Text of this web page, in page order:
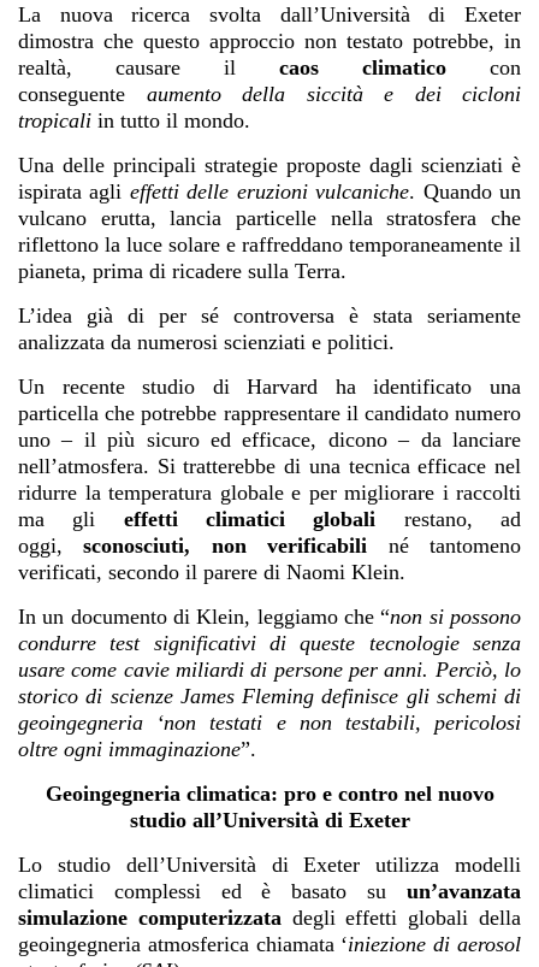
La nuova ricerca svolta dall’Università di Exeter
dimostra che questo approccio non testato potrebbe, in
realtà, causare il caos climatico con
conseguente aumento della siccità e dei cicloni
tropicali in tutto il mondo.
Una delle principali strategie proposte dagli scienziati è
ispirata agli effetti delle eruzioni vulcaniche. Quando un
vulcano erutta, lancia particelle nellastratosfera che
riflettono la luce solare e raffreddano temporaneamente il
pianeta, prima di ricadere sulla Terra.
L’idea già di per sé controversa è stata seriamente
analizzata da numerosi scienziati e politici.
Un recente studio di Harvard ha identificato una
particella che potrebbe rappresentare il candidato numero
uno – il più sicuro ed efficace, dicono – da lanciare
nell’atmosfera. Si tratterebbe di una tecnica efficace nel
ridurre la temperatura globale e per migliorare i raccolti
ma gli effetti climatici globali restano, ad
oggi,sconosciuti, non verificabili né tantomeno
verificati, secondo il parere di Naomi Klein.
In un documento di Klein, leggiamo che “non si possono
condurre test significativi di queste tecnologie senza
usare come cavie miliardi di persone per anni. Perciò, lo
storico di scienze James Fleming definisce gli schemi di
geoingegneria ‘non testati e non testabili, pericolosi
oltre ogni immaginazione”.
Geoingegneria climatica: pro e contro nel nuovo
studio all’Università di Exeter
Lo studio dell’Università di Exeter utilizza modelli
climatici complessi ed è basato su un’avanzata
simulazione computerizzata degli effetti globali della
geoingegneria atmosferica chiamata ‘iniezione di aerosol